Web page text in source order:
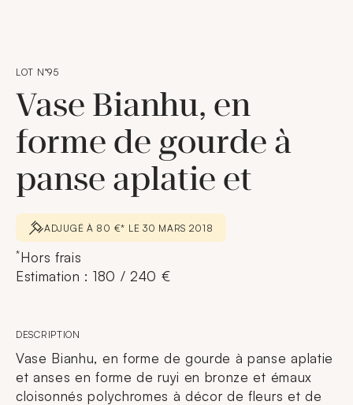
LOT N°95
Vase Bianhu, en
forme de gourde à
panse aplatie et
ADJUGÉ À 80 €* LE 30 MARS 2018
*Hors frais
Estimation : 180 / 240 €
DESCRIPTION
Vase Bianhu, en forme de gourde à panse aplatie
et anses en forme de ruyi en bronze et émaux
cloisonnés polychromes à décor de fleurs et de